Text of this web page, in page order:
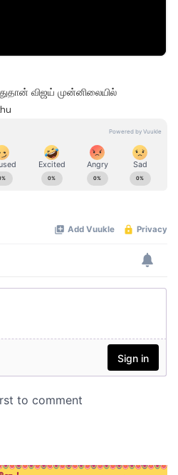
விஜய் முன்னிலையில்